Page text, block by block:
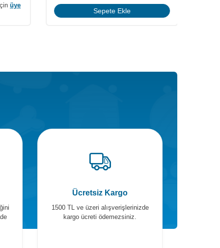
üye
Sepete Ekle
Ücretsiz Kargo
1500 TL ve üzeri alışverişlerinizde
kargo ücreti ödemezsiniz.